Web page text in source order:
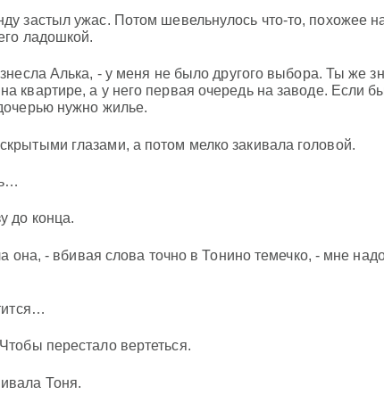
застыл ужас. Потом шевельнулось что-то, похожее
ладошкой.
Алька, - у меня не было другого выбора. Ты же
квартире, а у него первая очередь на заводе. Если
нужно жилье.
глазами, а потом мелко закивала головой.
до конца.
она, - вбивая слова точно в Тонино темечко, - мне
перестало вертеться.
Тоня.